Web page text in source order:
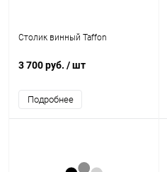
Столик винный Taffon
3 700 руб. / шт
Подробнее